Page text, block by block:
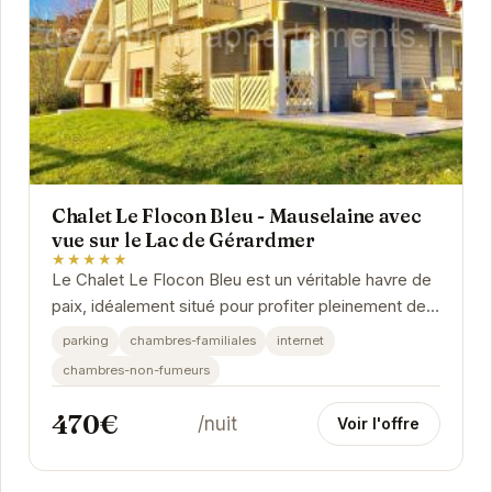
Chalet Le Flocon Bleu - Mauselaine avec
vue sur le Lac de Gérardmer
★★★★★
Le Chalet Le Flocon Bleu est un véritable havre de
paix, idéalement situé pour profiter pleinement des
activités offertes par Gérardmer et ses...
parking chambres-familiales
internet
chambres-non-fumeurs
470€ /nuit Voir l'offre